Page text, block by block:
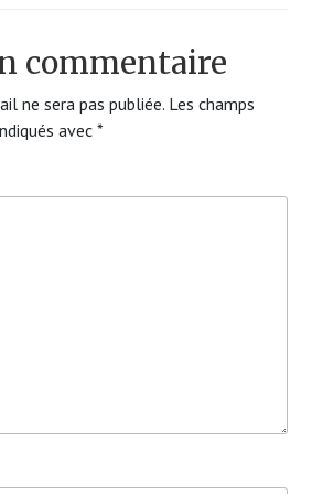
commentaire
ne sera pas publiée. Les champs
avec *